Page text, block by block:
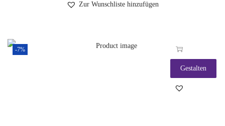
Zur Wunschliste hinzufügen
-7%
Gestalten